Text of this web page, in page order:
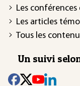
Les
Les articles
Tous les
Un suivi